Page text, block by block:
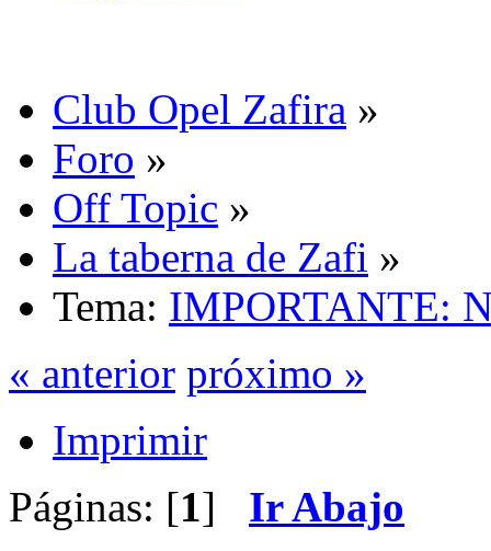
Club Opel Zafira »
Foro »
Off Topic »
La taberna de Zafi »
Tema: IMPORTANTE:
« anterior próximo »
Imprimir
Páginas: [1] Ir Abajo